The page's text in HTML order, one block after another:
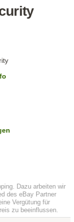
Dazu arbeiten wir
des eBay Partner
Vergütung für
zu beeinflussen.